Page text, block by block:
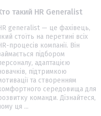
такий HR Generalist
generalist — це фахівець,
стоїть на перетині всіх
процесів компанії. Він
підбором
адаптацією
підтримкою
та створенням
середовища для
команди. Дізнайтеся,
ця ...